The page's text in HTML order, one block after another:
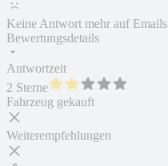
Keine Antwort mehr auf Emails
Bewertungsdetails
Antwortzeit
2 Sterne
Fahrzeug gekauft
Weiterempfehlungen